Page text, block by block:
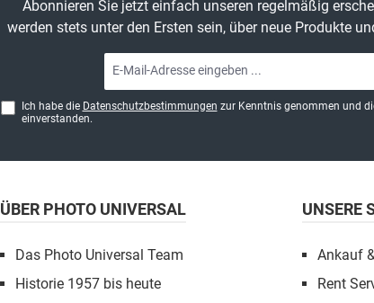
Abonnieren Sie jetzt einfach unseren regelmäßig
werden stets unter den Ersten sein, über neue Produkte
Mail-
Adresse*
Ich habe die Datenschutzbestimmungen zur Kenntnis genommen und
einverstanden.
ÜBER PHOTO UNIVERSAL
Das Photo Universal Team
Historie 1957 bis heute
UNSERE
Ankauf
Rent